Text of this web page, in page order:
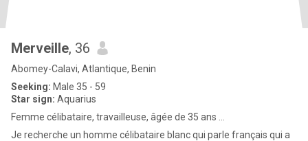
Merveille, 36
Abomey-Calavi, Atlantique, Benin
Seeking: Male 35 - 59
Star sign: Aquarius
Femme célibataire, travailleuse, âgée de 35 ans ...
Je recherche un homme célibataire blanc qui parle français qui a